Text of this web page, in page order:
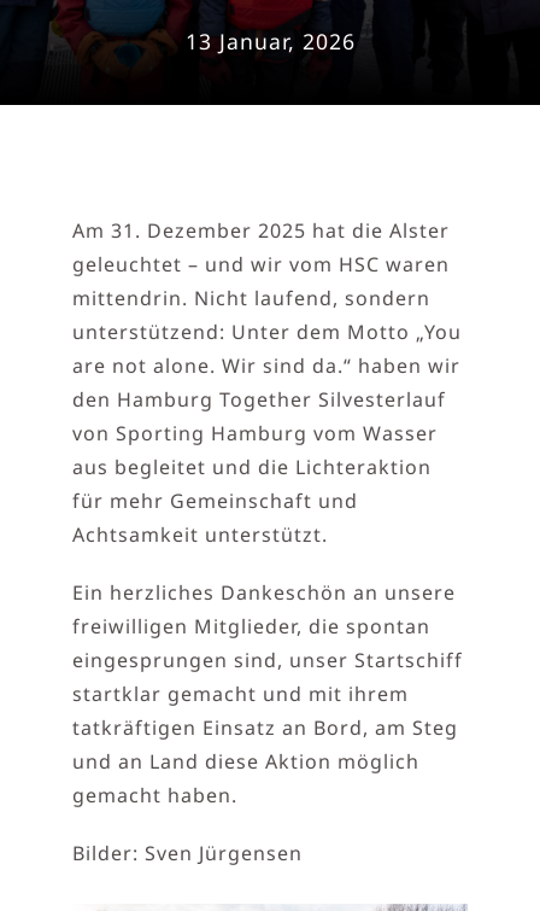
13 Januar, 2026
Am 31. Dezember 2025 hat die Alster
geleuchtet – und wir vom HSC waren
mittendrin. Nicht laufend, sondern
unterstützend: Unter dem Motto „You
are not alone. Wir sind da.“ haben wir
den Hamburg Together Silvesterlauf
von Sporting Hamburg vom Wasser
aus begleitet und die Lichteraktion
für mehr Gemeinschaft und
Achtsamkeit unterstützt.
Ein herzliches Dankeschön an unsere
freiwilligen Mitglieder, die spontan
eingesprungen sind, unser Startschiff
startklar gemacht und mit ihrem
tatkräftigen Einsatz an Bord, am Steg
und an Land diese Aktion möglich
gemacht haben.
Bilder: Sven Jürgensen